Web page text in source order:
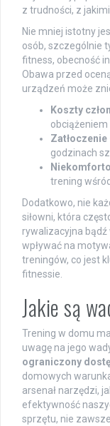
z trudności, z
Nie mniej istotny
osób, szczególnie
fitness, obecność
Obawa przed
urządzeń może
Koszty
obciążeniem
Zatłoczenie
godzinach
trening
Dodatkowo, nie
siłowni, która
rywalizacyjna
wpływać na
treningów, co jest
fitnessie.
Jakie są
Trening w domu
uwagę na jego
ograniczony
domowych
arsenał narzędzi,
efektywność
sprzętu, nie